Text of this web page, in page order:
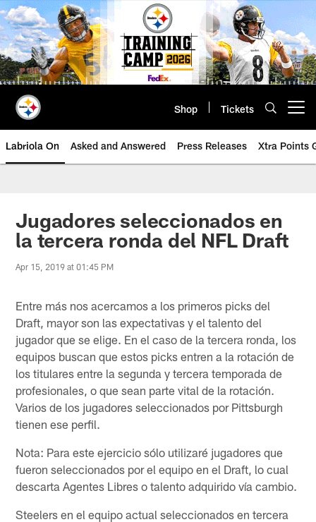
Skip
to
main
content
Shop Tickets
Labriola On Asked and Answered Press Releases Xtra Points
Jugadores seleccionados en
la tercera ronda del NFL Draft
Apr 15, 2019 at 01:45 PM
Entre más nos acercamos a los primeros picks del
Draft, mayor son las expectativas y el talento del
jugador que se elige. En el caso de la tercera ronda, los
equipos buscan que estos picks entren a la rotación de
los titulares entre la segunda y tercera temporada de
profesionales, o que sean parte vital de la rotación.
Varios de los jugadores seleccionados por Pittsburgh
tienen ese perfil.
Nota: Para este ejercicio sólo utilizaré jugadores que
fueron seleccionados por el equipo en el Draft, lo cual
descarta Agentes Libres o talento adquirido vía cambio.
Steelers en el equipo actual seleccionados en tercera